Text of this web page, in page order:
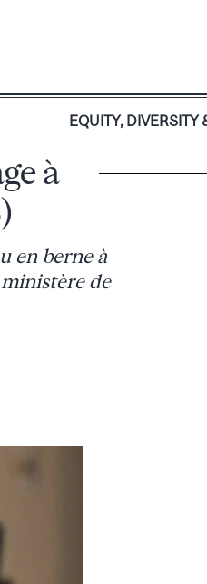
EQUITY, DIVERSITY
à
en berne à
de